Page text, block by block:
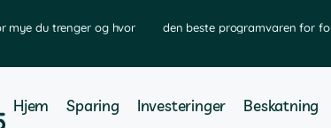
mye du trenger og hvor
den beste programvaren for
Hjem Sparing Investeringer Beskatning